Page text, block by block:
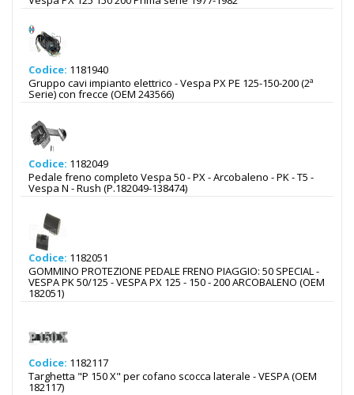
Codice: 1181940
Gruppo cavi impianto elettrico - Vespa PX PE 125-150-200 (2ª
Serie) con frecce (OEM 243566)
Codice: 1182049
Pedale freno completo Vespa 50 - PX - Arcobaleno - PK - T5 -
Vespa N - Rush (P.182049-138474)
Codice: 1182051
GOMMINO PROTEZIONE PEDALE FRENO PIAGGIO: 50 SPECIAL -
VESPA PK 50/125 - VESPA PX 125 - 150 - 200 ARCOBALENO (OEM
182051)
Codice: 1182117
Targhetta "P 150 X" per cofano scocca laterale - VESPA (OEM
182117)